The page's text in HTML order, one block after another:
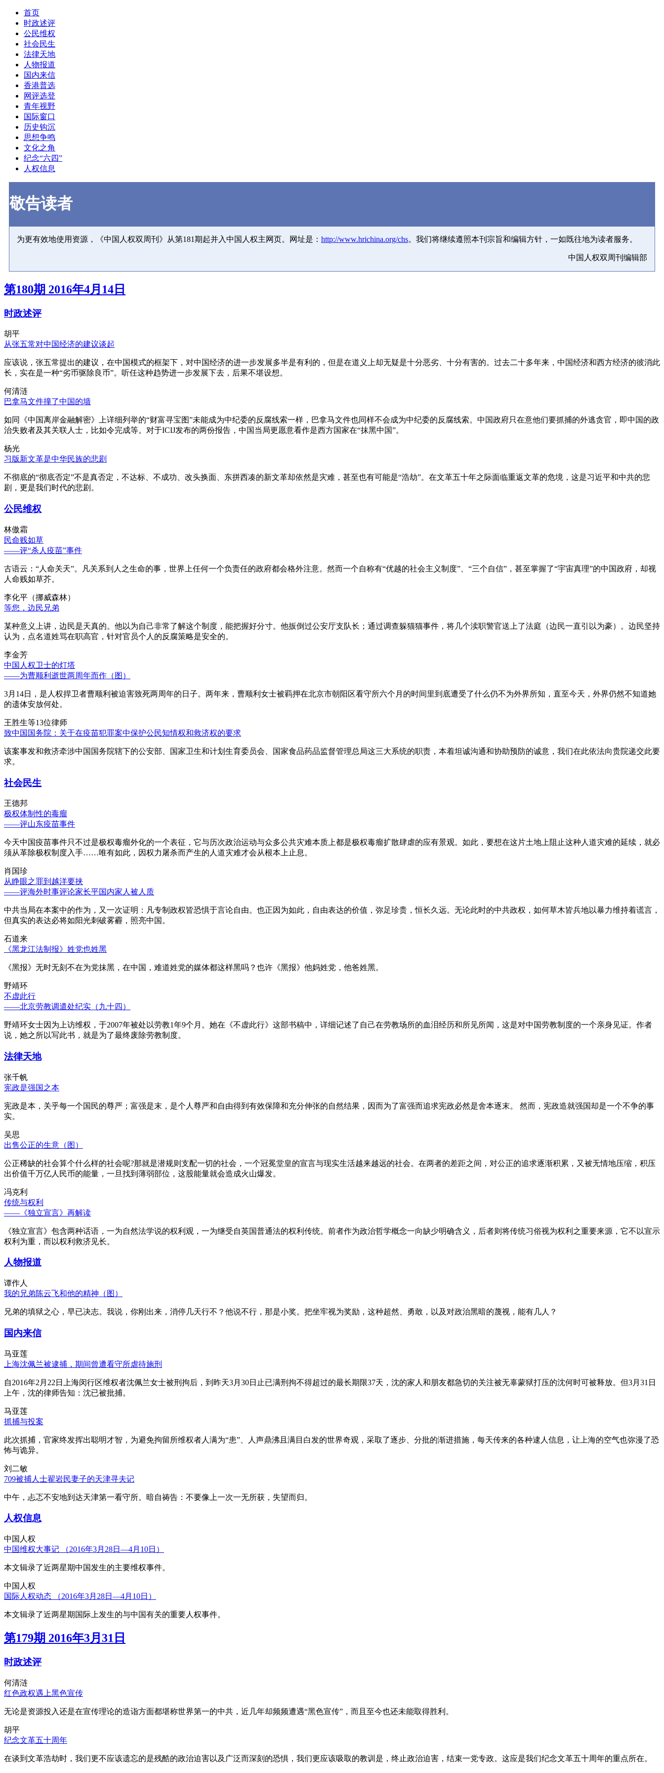
首页
时政述评
公民维权
社会民生
法律天地
人物报道
国内来信
香港普选
网评选登
青年视野
国际窗口
历史钩沉
思想争鸣
文化之角
纪念“六四”
人权信息
敬告读者
为更有效地使用资源，《中国人权双周刊》从第181期起并入中国人权主网页。网址是： http://www.hrichina.org/chs。我们将继续遵照本刊宗旨和编辑方针，一如既往地为读者服务。
中国人权双周刊编辑部
第180期 2016年4月14日
时政述评
胡平
从张五常对中国经济的建议谈起
应该说，张五常提出的建议，在中国模式的框架下，对中国经济的进一步发展多半是有利的，但是在道义上却无疑是十分恶劣、十分有害的。过去二十多年来，中国经济和西方经济的彼消此
长，实在是一种“劣币驱除良币”。听任这种趋势进一步发展下去，后果不堪设想。
何清涟
巴拿马文件撞了中国的墙
如同《中国离岸金融解密》上详细列举的“财富寻宝图”未能成为中纪委的反腐线索一样，巴拿马文件也同样不会成为中纪委的反腐线索。中国政府只在意他们要抓捕的外逃贪官，即中国的政
治失败者及其关联人士，比如令完成等。对于ICIJ发布的两份报告，中国当局更愿意看作是西方国家在“抹黑中国”。
杨光
习版新文革是中华民族的悲剧
不彻底的“彻底否定”不是真否定，不达标、不成功、改头换面、东拼西凑的新文革却依然是灾难，甚至也有可能是“浩劫”。在文革五十年之际面临重返文革的危境，这是习近平和中共的悲
剧，更是我们时代的悲剧。
公民维权
林傲霜
民命贱如草
——评“杀人疫苗”事件
古语云：“人命关天”。凡关系到人之生命的事，世界上任何一个负责任的政府都会格外注意。然而一个自称有“优越的社会主义制度”、“三个自信”，甚至掌握了“宇宙真理”的中国政府，却视
人命贱如草芥。
李化平（挪威森林）
等您，边民兄弟
某种意义上讲，边民是天真的。他以为自己非常了解这个制度，能把握好分寸。他扳倒过公安厅支队长；通过调查躲猫猫事件，将几个渎职警官送上了法庭（边民一直引以为豪）。边民坚持
认为，点名道姓骂在职高官，针对官员个人的反腐策略是安全的。
李金芳
中国人权卫士的灯塔
——为曹顺利逝世两周年而作（图）
3月14日，是人权捍卫者曹顺利被迫害致死两周年的日子。两年来，曹顺利女士被羁押在北京市朝阳区看守所六个月的时间里到底遭受了什么仍不为外界所知，直至今天，外界仍然不知道她
的遗体安放何处。
王胜生等13位律师
致中国国务院：关于在疫苗犯罪案中保护公民知情权和救济权的要求
该案事发和救济牵涉中国国务院辖下的公安部、国家卫生和计划生育委员会、国家食品药品监督管理总局这三大系统的职责，本着坦诚沟通和协助预防的诚意，我们在此依法向贵院递交此要
求。
社会民生
王德邦
极权体制性的毒瘤
——评山东疫苗事件
今天中国疫苗事件只不过是极权毒瘤外化的一个表征，它与历次政治运动与众多公共灾难本质上都是极权毒瘤扩散肆虐的应有景观。如此，要想在这片土地上阻止这种人道灾难的延续，就必
须从革除极权制度入手……唯有如此，因权力屠杀而产生的人道灾难才会从根本上止息。
肖国珍
从睁眼之罪到越洋要挟
——评海外时事评论家长平国内家人被人质
中共当局在本案中的作为，又一次证明：凡专制政权皆恐惧于言论自由。也正因为如此，自由表达的价值，弥足珍贵，恒长久远。无论此时的中共政权，如何草木皆兵地以暴力维持着谎言，
但真实的表达必将如阳光刺破雾霾，照亮中国。
石道来
《黑龙江法制报》姓党也姓黑
《黑报》无时无刻不在为党抹黑，在中国，难道姓党的媒体都这样黑吗？也许《黑报》他妈姓党，他爸姓黑。
野靖环
不虚此行
——北京劳教调遣处纪实（九十四）
野靖环女士因为上访维权，于2007年被处以劳教1年9个月。她在《不虚此行》这部书稿中，详细记述了自己在劳教场所的血泪经历和所见所闻，这是对中国劳教制度的一个亲身见证。作者
说，她之所以写此书，就是为了最终废除劳教制度。
法律天地
张千帆
宪政是强国之本
宪政是本，关乎每一个国民的尊严；富强是末，是个人尊严和自由得到有效保障和充分伸张的自然结果，因而为了富强而追求宪政必然是舍本逐末。 然而，宪政造就强国却是一个不争的事
实。
吴思
出售公正的生意（图）
公正稀缺的社会算个什么样的社会呢?那就是潜规则支配一切的社会，一个冠冕堂皇的宣言与现实生活越来越远的社会。在两者的差距之间，对公正的追求逐渐积累，又被无情地压缩，积压
出价值千万亿人民币的能量，一旦找到薄弱部位，这股能量就会造成火山爆发。
冯克利
传统与权利
——《独立宣言》再解读
《独立宣言》包含两种话语，一为自然法学说的权利观，一为继受自英国普通法的权利传统。前者作为政治哲学概念一向缺少明确含义，后者则将传统习俗视为权利之重要来源，它不以宣示
权利为重，而以权利救济见长。
人物报道
谭作人
我的兄弟陈云飞和他的精神（图）
兄弟的填狱之心，早已决志。我说，你刚出来，消停几天行不？他说不行，那是小奖。把坐牢视为奖励，这种超然、勇敢，以及对政治黑暗的蔑视，能有几人？
国内来信
马亚莲
上海沈佩兰被逮捕，期间曾遭看守所虐待施刑
自2016年2月22日上海闵行区维权者沈佩兰女士被刑拘后，到昨天3月30日止已满刑拘不得超过的最长期限37天，沈的家人和朋友都急切的关注被无辜蒙狱打压的沈何时可被释放。但3月31日
上午，沈的律师告知：沈已被批捕。
马亚莲
抓捕与投案
此次抓捕，官家终发挥出聪明才智，为避免拘留所维权者人满为“患”、人声鼎沸且满目白发的世界奇观，采取了逐步、分批的渐进措施，每天传来的各种逮人信息，让上海的空气也弥漫了恐
怖与诡异。
刘二敏
709被捕人士翟岩民妻子的天津寻夫记
中午，忐忑不安地到达天津第一看守所。暗自祷告：不要像上一次一无所获，失望而归。
人权信息
中国人权
中国维权大事记 （2016年3月28日—4月10日）
本文辑录了近两星期中国发生的主要维权事件。
中国人权
国际人权动态 （2016年3月28日—4月10日）
本文辑录了近两星期国际上发生的与中国有关的重要人权事件。
第179期 2016年3月31日
时政述评
何清涟
红色政权遇上黑色宣传
无论是资源投入还是在宣传理论的造诣方面都堪称世界第一的中共，近几年却频频遭遇“黑色宣传”，而且至今也还未能取得胜利。
胡平
纪念文革五十周年
在谈到文革浩劫时，我们更不应该遗忘的是残酷的政治迫害以及广泛而深刻的恐惧，我们更应该吸取的教训是，终止政治迫害，结束一党专政。这应是我们纪念文革五十周年的重点所在。